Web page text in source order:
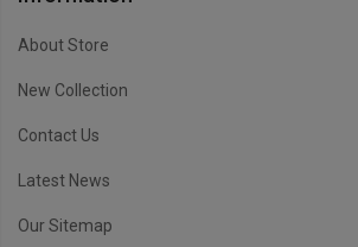
About Store
New Collection
Contact Us
Latest News
Our Sitemap